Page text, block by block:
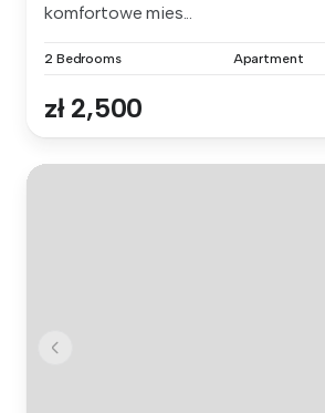
komfortowe mies...
2 Bedrooms Apartment
zł 2,500